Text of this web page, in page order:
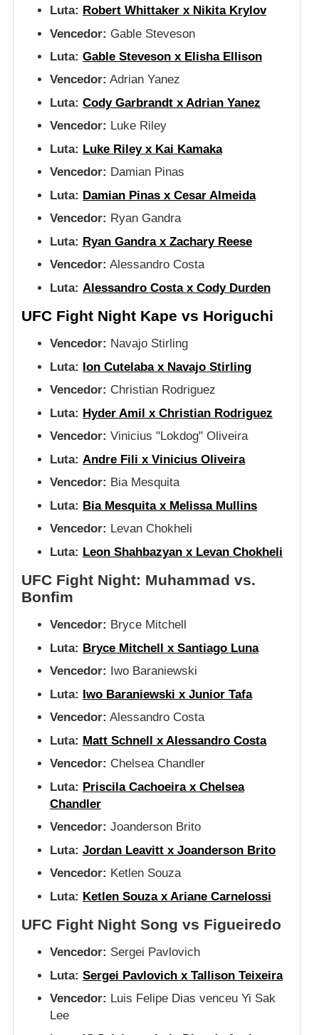
Luta: Robert Whittaker x Nikita Krylov
Vencedor: Gable Steveson
Luta: Gable Steveson x Elisha Ellison
Vencedor: Adrian Yanez
Luta: Cody Garbrandt x Adrian Yanez
Vencedor: Luke Riley
Luta: Luke Riley x Kai Kamaka
Vencedor: Damian Pinas
Luta: Damian Pinas x Cesar Almeida
Vencedor: Ryan Gandra
Luta: Ryan Gandra x Zachary Reese
Vencedor: Alessandro Costa
Luta: Alessandro Costa x Cody Durden
UFC Fight Night Kape vs Horiguchi
Vencedor: Navajo Stirling
Luta: Ion Cutelaba x Navajo Stirling
Vencedor: Christian Rodriguez
Luta: Hyder Amil x Christian Rodriguez
Vencedor: Vinicius "Lokdog" Oliveira
Luta: Andre Fili x Vinicius Oliveira
Vencedor: Bia Mesquita
Luta: Bia Mesquita x Melissa Mullins
Vencedor: Levan Chokheli
Luta: Leon Shahbazyan x Levan Chokheli
UFC Fight Night: Muhammad vs.
Bonfim
Vencedor: Bryce Mitchell
Luta: Bryce Mitchell x Santiago Luna
Vencedor:
Iwo Baraniewski
Luta: Iwo Baraniewski x Junior Tafa
Vencedor: Alessandro Costa
Luta: Matt Schnell x Alessandro Costa
Vencedor: Chelsea Chandler
Luta: Priscila Cachoeira x Chelsea
Chandler
Vencedor: Joanderson Brito
Luta: Jordan Leavitt x Joanderson Brito
Vencedor: Ketlen Souza
Luta: Ketlen Souza x Ariane Carnelossi
UFC Fight Night Song vs Figueiredo
Vencedor: Sergei Pavlovich
Luta: Sergei Pavlovich x Tallison Teixeira
Vencedor: Luis Felipe Dias venceu Yi Sak
Lee